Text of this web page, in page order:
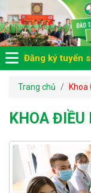
Đăng ký tuyển
Trang chủ Khoa
KHOA ĐIỀU